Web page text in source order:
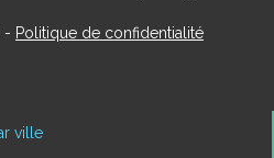
- Politique de confidentialité
ville